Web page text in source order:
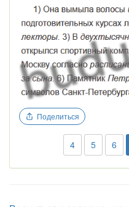
Поделиться
4 5 6